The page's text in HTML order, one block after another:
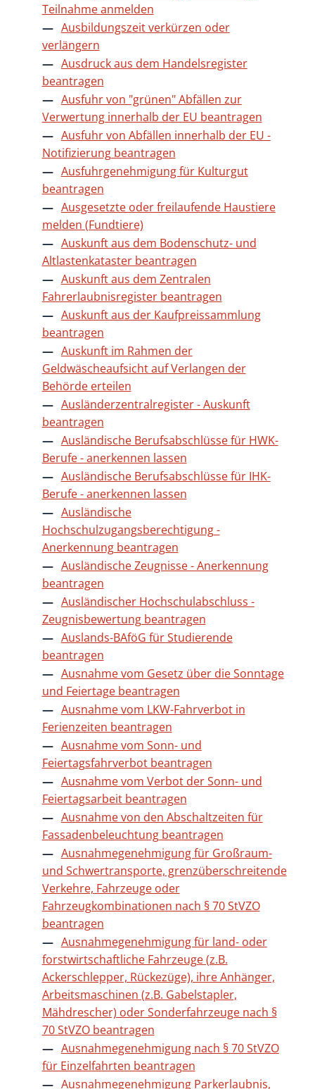
Teilnahme anmelden
Ausbildungszeit verkürzen oder
verlängern
Ausdruck aus dem Handelsregister
beantragen
Ausfuhr von "grünen" Abfällen zur
Verwertung innerhalb der EU beantragen
Ausfuhr von Abfällen innerhalb der EU -
Notifizierung beantragen
Ausfuhrgenehmigung für Kulturgut
beantragen
Ausgesetzte oder freilaufende Haustiere
melden (Fundtiere)
Auskunft aus dem Bodenschutz- und
Altlastenkataster beantragen
Auskunft aus dem Zentralen
Fahrerlaubnisregister beantragen
Auskunft aus der Kaufpreissammlung
beantragen
Auskunft im Rahmen der
Geldwäscheaufsicht auf Verlangen der
Behörde erteilen
Ausländerzentralregister - Auskunft
beantragen
Ausländische Berufsabschlüsse für HWK-
Berufe - anerkennen lassen
Ausländische Berufsabschlüsse für IHK-
Berufe - anerkennen lassen
Ausländische
Hochschulzugangsberechtigung -
Anerkennung beantragen
Ausländische Zeugnisse - Anerkennung
beantragen
Ausländischer Hochschulabschluss -
Zeugnisbewertung beantragen
Auslands-BAföG für Studierende
beantragen
Ausnahme vom Gesetz über die Sonntage
und Feiertage beantragen
Ausnahme vom LKW-Fahrverbot in
Ferienzeiten beantragen
Ausnahme vom Sonn- und
Feiertagsfahrverbot beantragen
Ausnahme vom Verbot der Sonn- und
Feiertagsarbeit beantragen
Ausnahme von den Abschaltzeiten für
Fassadenbeleuchtung beantragen
Ausnahmegenehmigung für Großraum-
und Schwertransporte, grenzüberschreitende
Verkehre, Fahrzeuge oder
Fahrzeugkombinationen nach § 70 StVZO
beantragen
Ausnahmegenehmigung für land- oder
forstwirtschaftliche Fahrzeuge (z.B.
Ackerschlepper, Rückezüge), ihre Anhänger,
Arbeitsmaschinen (z.B. Gabelstapler,
Mähdrescher) oder Sonderfahrzeuge nach §
70 StVZO beantragen
Ausnahmegenehmigung nach § 70 StVZO
für Einzelfahrten beantragen
Ausnahmegenehmigung Parkerlaubnis,